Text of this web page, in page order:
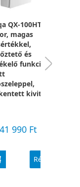
QX-100HT Silent
magas
és
funkcióval,
kivitelben
41 990 Ft
Részletek